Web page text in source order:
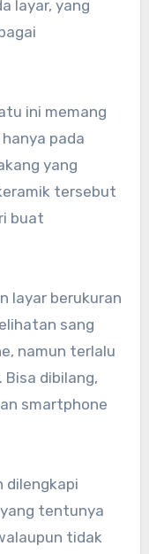
layar, yang
ini memang
pada
yang
tersebut
buat
layar berukuran
sang
namun terlalu
dibilang,
smartphone
dilengkapi
yang tentunya
tidak